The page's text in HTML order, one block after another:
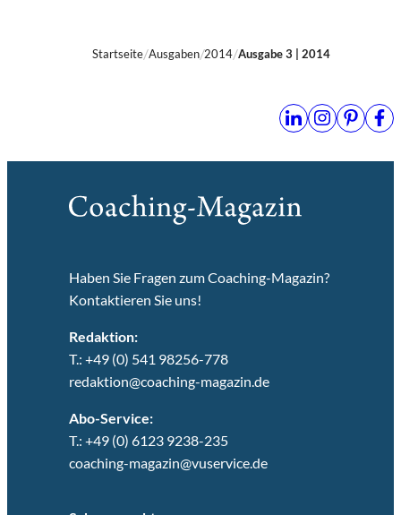
Startseite Ausgaben 2014 Ausgabe 3 | 2014
Haben Sie Fragen zum Coaching-Magazin?
Kontaktieren Sie uns!
Redaktion:
T.: +49 (0) 541 98256-778
redaktion@coaching-magazin.de
Abo-Service:
T.: +49 (0) 6123 9238-235
coaching-magazin@vuservice.de